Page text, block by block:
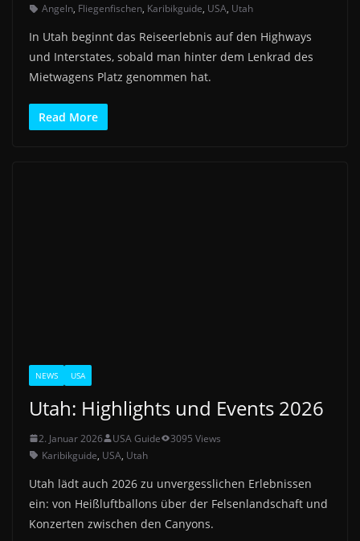
Angeln, Fliegenfischen, Karibikguide, USA, Utah
In Utah beginnt das Reiseerlebnis auf den Highways
und Interstates, sobald man hinter dem Lenkrad des
Mietwagens Platz genommen hat.
Read More
NEWS USA
Utah: Highlights und Events 2026
2. Januar 2026 USA Guide
3095 Views
Karibikguide, USA, Utah
Utah lädt auch 2026 zu unvergesslichen Erlebnissen
ein: von Heißluftballons über der Felsenlandschaft und
Konzerten zwischen den Canyons.